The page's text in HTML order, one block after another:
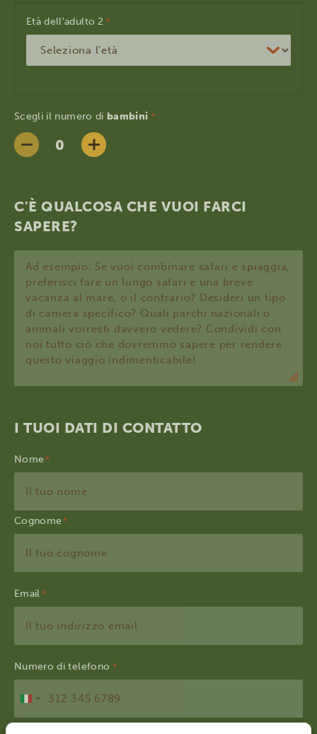
Età dell'adulto *
Scegli il numero di bambini *
C'È QUALCOSA CHE VUOI FARCI
SAPERE?
I TUOI DATI DI CONTATTO
Nome
Cognome
Email *
Numero di telefono *
Italia
+39